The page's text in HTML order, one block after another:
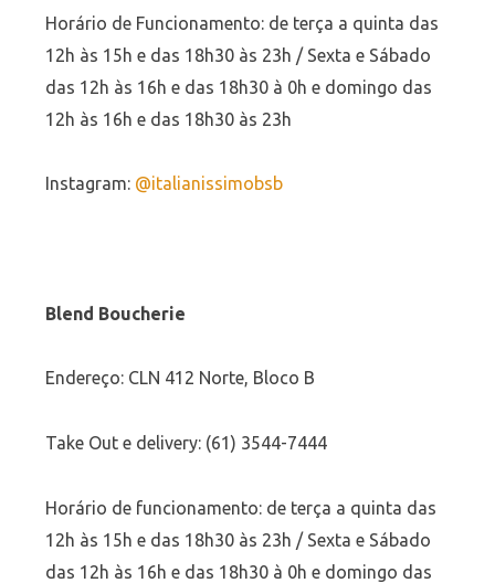
Horário de Funcionamento: de terça a quinta das
12h às 15h e das 18h30 às 23h / Sexta e Sábado
das 12h às 16h e das 18h30 à 0h e domingo das
12h às 16h e das 18h30 às 23h
Instagram: @italianissimobsb
Blend Boucherie
Endereço: CLN 412 Norte, Bloco B
Take Out e delivery: (61) 3544-7444
Horário de funcionamento: de terça a quinta das
12h às 15h e das 18h30 às 23h / Sexta e Sábado
das 12h às 16h e das 18h30 à 0h e domingo das